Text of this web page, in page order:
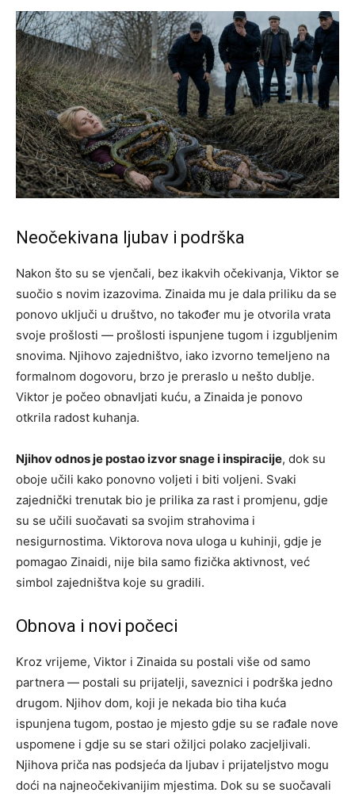
Neočekivana ljubav i podrška
Nakon što su se vjenčali, bez ikakvih očekivanja, Viktor se
suočio s novim izazovima. Zinaida mu je dala priliku da se
ponovo uključi u društvo, no također mu je otvorila vrata
svoje prošlosti — prošlosti ispunjene tugom i izgubljenim
snovima. Njihovo zajedništvo, iako izvorno temeljeno na
formalnom dogovoru, brzo je preraslo u nešto dublje.
Viktor je počeo obnavljati kuću, a Zinaida je ponovo
otkrila radost kuhanja.
Njihov odnos je postao izvor snage i inspiracije, dok su
oboje učili kako ponovno voljeti i biti voljeni. Svaki
zajednički trenutak bio je prilika za rast i promjenu, gdje
su se učili suočavati sa svojim strahovima i
nesigurnostima. Viktorova nova uloga u kuhinji, gdje je
pomagao Zinaidi, nije bila samo fizička aktivnost, već
simbol zajedništva koje su gradili.
Obnova i novi počeci
Kroz vrijeme, Viktor i Zinaida su postali više od samo
partnera — postali su prijatelji, saveznici i podrška jedno
drugom. Njihov dom, koji je nekada bio tiha kuća
ispunjena tugom, postao je mjesto gdje su se rađale nove
uspomene i gdje su se stari ožiljci polako zacjeljivali.
Njihova priča nas podsjeća da ljubav i prijateljstvo mogu
doći na najneočekivanijim mjestima. Dok su se suočavali